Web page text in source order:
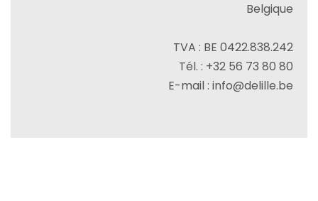
Belgique
TVA : BE 0422.838.242
Tél. : +32 56 73 80 80
E-mail : info@delille.be